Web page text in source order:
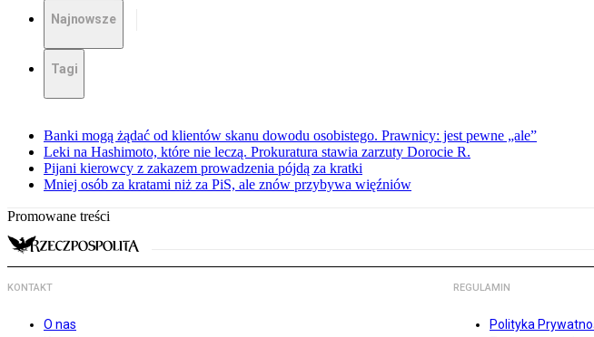
Najnowsze
Tagi
Banki mogą żądać od klientów skanu dowodu osobistego. Prawnicy: jest pewne „ale”
Leki na Hashimoto, które nie leczą. Prokuratura stawia zarzuty Dorocie R.
Pijani kierowcy z zakazem prowadzenia pójdą za kratki
Mniej osób za kratami niż za PiS, ale znów przybywa więźniów
Promowane treści
KONTAKT
O nas
REGULAMIN
Polityka